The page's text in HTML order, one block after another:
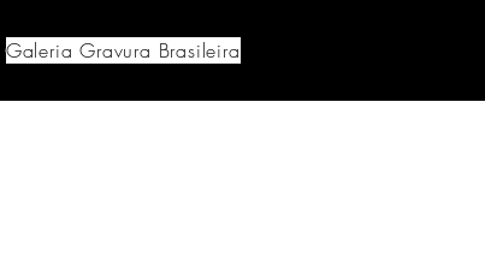
Galeria Gravura Brasileira